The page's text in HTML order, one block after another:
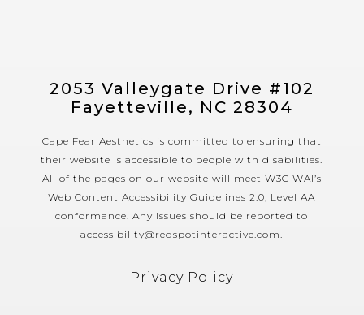
2053 Valleygate Drive #102
Fayetteville, NC 28304
Cape Fear Aesthetics is committed to ensuring that
their website is accessible to people with disabilities.
All of the pages on our website will meet W3C WAI’s
Web Content Accessibility Guidelines 2.0, Level AA
conformance. Any issues should be reported to
accessibility@redspotinteractive.com.
Privacy Policy